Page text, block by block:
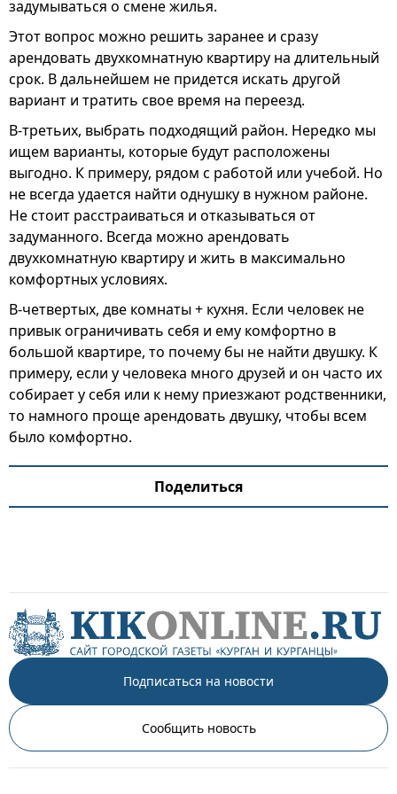
задумываться о смене жилья.
Этот вопрос можно решить заранее и сразу
арендовать двухкомнатную квартиру на длительный
срок. В дальнейшем не придется искать другой
вариант и тратить свое время на переезд.
В-третьих, выбрать подходящий район. Нередко мы
ищем варианты, которые будут расположены
выгодно. К примеру, рядом с работой или учебой. Но
не всегда удается найти однушку в нужном районе.
Не стоит расстраиваться и отказываться от
задуманного. Всегда можно арендовать
двухкомнатную квартиру и жить в максимально
комфортных условиях.
В-четвертых, две комнаты + кухня. Если человек не
привык ограничивать себя и ему комфортно в
большой квартире, то почему бы не найти двушку. К
примеру, если у человека много друзей и он часто их
собирает у себя или к нему приезжают родственники,
то намного проще арендовать двушку, чтобы всем
было комфортно.
Поделиться
Подписаться на новости
Сообщить новость